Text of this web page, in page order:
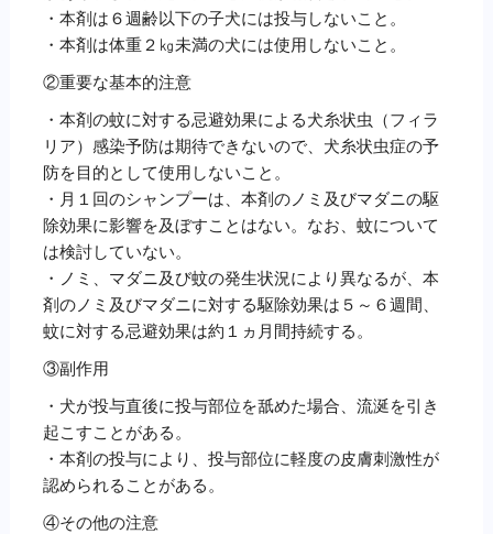
・本剤は６週齢以下の子犬には投与しないこと。
・本剤は体重２㎏未満の犬には使用しないこと。
②重要な基本的注意
・本剤の蚊に対する忌避効果による犬糸状虫（フィラ
リア）感染予防は期待できないので、犬糸状虫症の予
防を目的として使用しないこと。
・月１回のシャンプーは、本剤のノミ及びマダニの駆
除効果に影響を及ぼすことはない。なお、蚊について
は検討していない。
・ノミ、マダニ及び蚊の発生状況により異なるが、本
剤のノミ及びマダニに対する駆除効果は５～６週間、
蚊に対する忌避効果は約１ヵ月間持続する。
③副作用
・犬が投与直後に投与部位を舐めた場合、流涎を引き
起こすことがある。
・本剤の投与により、投与部位に軽度の皮膚刺激性が
認められることがある。
④その他の注意